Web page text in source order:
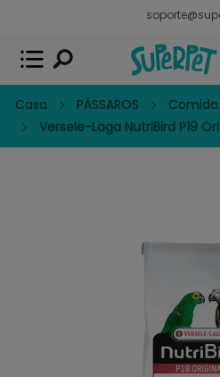
Casa PÁSSAROS
Versele-Laga NutriBird P19
Superpet, comida para
APP GRATIS - En Google